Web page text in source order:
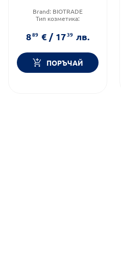
Brand: BIOTRADE
Тип козметика:
Форма на продукта:
889 € / 1739 лв.
ПОРЪЧАЙ